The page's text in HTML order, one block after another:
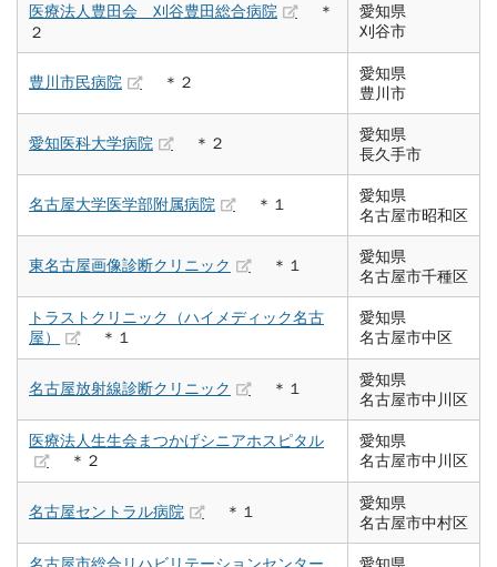
医療法人豊田会 刈谷豊田総合病院
＊
２
愛知県
刈谷市
豊川市民病院 ＊２
愛知県
豊川市
愛知医科大学病院 ＊２
愛知県
長久手市
名古屋大学医学部附属病院 ＊１
愛知県
名古屋市昭和区
東名古屋画像診断クリニック ＊１
愛知県
名古屋市千種区
トラストクリニック（ハイメディック名古
屋）
＊１
愛知県
名古屋市中区
名古屋放射線診断クリニック ＊１
愛知県
名古屋市中川区
医療法人生生会まつかげシニアホスピタル
＊２
愛知県
名古屋市中川区
名古屋セントラル病院 ＊１
愛知県
名古屋市中村区
名古屋市総合リハビリテーションセンター
愛知県